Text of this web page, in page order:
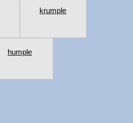
krumple
humple